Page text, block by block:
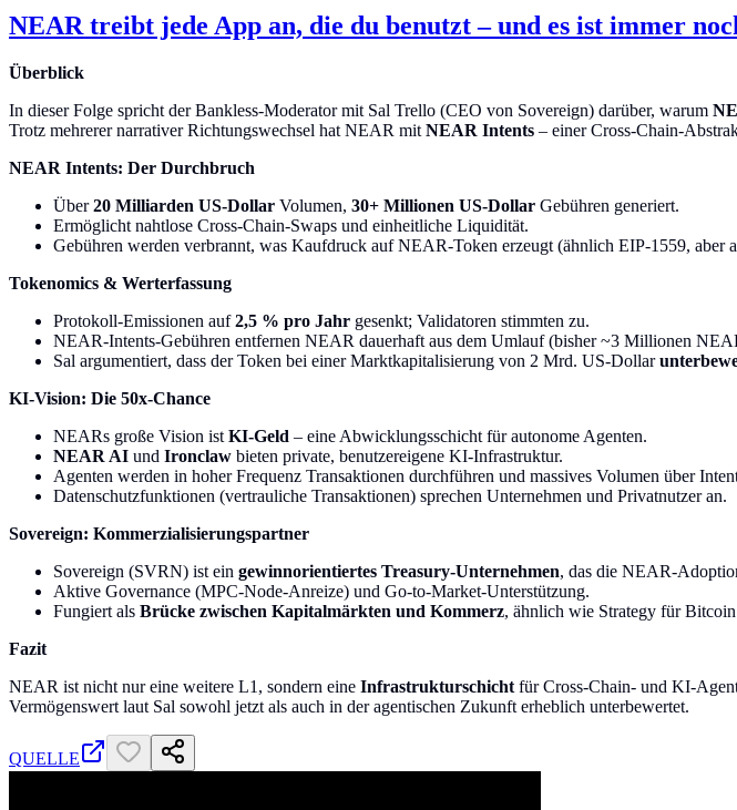
NEAR treibt jede App an, die du benutzt – und es ist immer
Überblick
In dieser Folge spricht der Bankless-Moderator mit Sal Trello (CEO von Sovereign) darüber, warum
Trotz mehrerer narrativer Richtungswechsel hat NEAR mit NEAR Intents – einer Cross-Chain-
NEAR Intents: Der Durchbruch
Über20 Milliarden US-Dollar Volumen, 30+ Millionen US-Dollar Gebühren generiert.
Ermöglicht nahtlose Cross-Chain-Swaps und einheitliche Liquidität.
Gebühren werden verbrannt, was Kaufdruck auf NEAR-Token erzeugt (ähnlich EIP-1559, aber
Tokenomics & Werterfassung
Protokoll-Emissionen auf2,5 % pro Jahr gesenkt; Validatoren stimmten zu.
NEAR-Intents-Gebühren entfernen NEAR dauerhaft aus dem Umlauf (bisher ~3 Millionen
Sal argumentiert, dass der Token bei einer Marktkapitalisierung von 2 Mrd. US-Dollar
KI-Vision: Die 50x-Chance
NEARs große Vision ist KI-Geld – eine Abwicklungsschicht für autonome Agenten.
NEAR AI und Ironclaw bieten private, benutzereigene KI-Infrastruktur.
Agenten werden in hoher Frequenz Transaktionen durchführen und massives Volumen über
Datenschutzfunktionen (vertrauliche Transaktionen) sprechen Unternehmen und Privatnutzer an.
Sovereign: Kommerzialisierungspartner
Sovereign (SVRN) ist ein gewinnorientiertes Treasury-Unternehmen, das die NEAR-
Aktive Governance (MPC-Node-Anreize) und Go-to-Market-Unterstützung.
Fungiert als Brücke zwischen Kapitalmärkten und Kommerz, ähnlich wie Strategy für
Fazit
NEAR ist nicht nur eine weitere L1, sondern eine Infrastrukturschicht für Cross-Chain- und KI-
Vermögenswert laut Sal sowohl jetzt als auch in der agentischen Zukunft erheblich unterbewertet.
QUELLE